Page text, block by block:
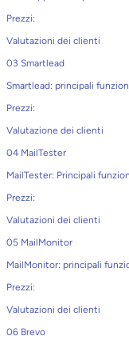
Prezzi:
Valutazioni dei clienti
03 Smartlead
Smartlead: principali
Prezzi:
Valutazione dei clienti
04 MailTester
MailTester: Principali
Prezzi:
Valutazioni dei clienti
05 MailMonitor
MailMonitor: principali
Prezzi:
Valutazioni dei clienti
06 Brevo